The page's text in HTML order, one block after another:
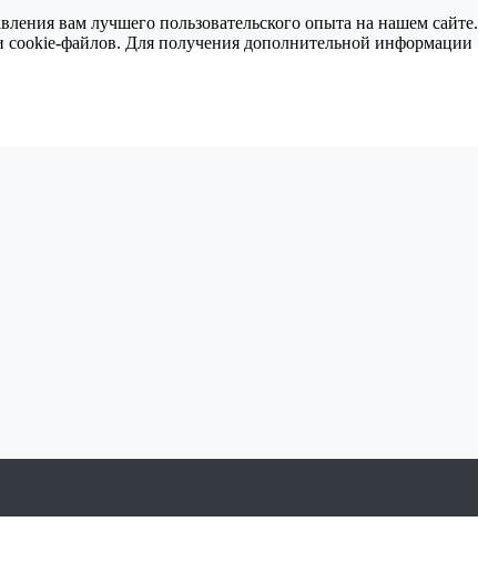
вам лучшего пользовательского опыта на нашем сайте.
cookie-файлов. Для получения дополнительной информации